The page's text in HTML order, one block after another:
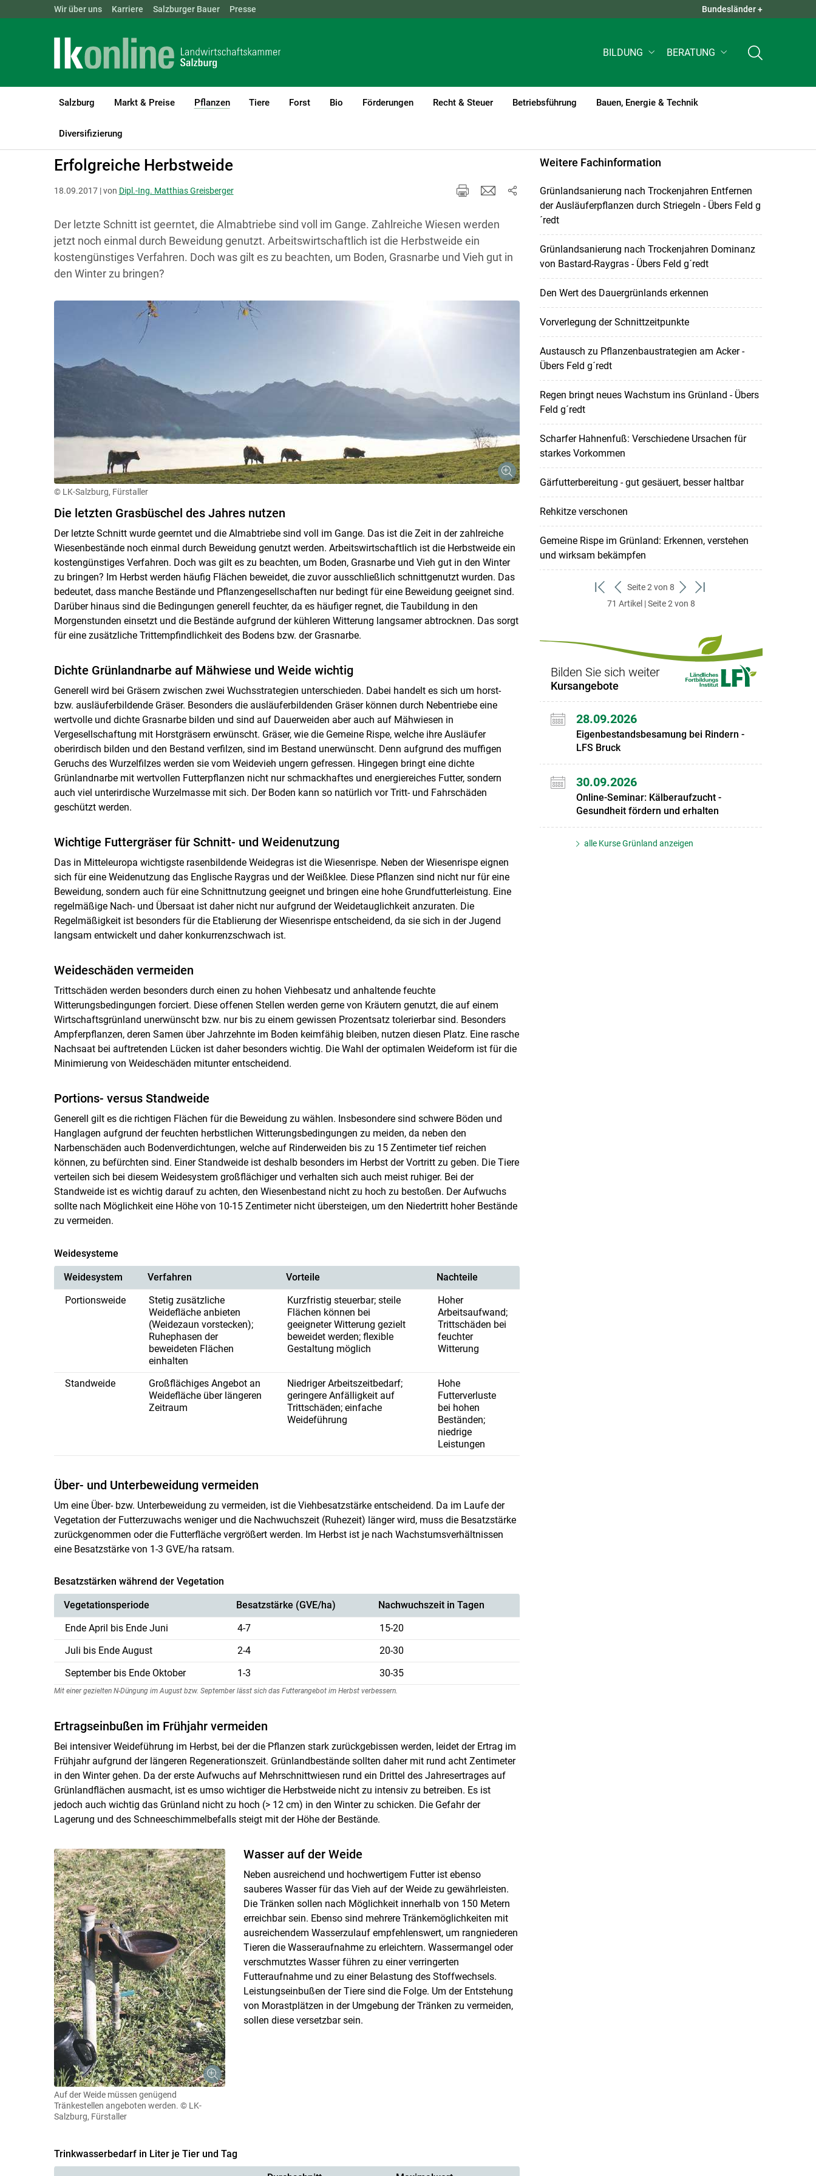
Skip to main content
Landwirtschaftskammern: ÖSTERREICH BGLD KTN QUICK LINKS +
Wir über uns Karriere Salzburger Bauer Presse Bundesländer +
BILDUNG BERATUNG
Salzburg Markt & Preise Pflanzen
(current)1
Tiere Forst Bio Förderungen Recht & Steuer Betriebsführung Bauen, Energie & Technik
Diversifizierung
LK Salzburg Pflanzen
Erfolgreiche Herbstweide
18.09.2017 | von Dipl.-Ing. Matthias Greisberger
Der letzte Schnitt ist geerntet, die Almabtriebe sind voll im Gange. Zahlreiche Wiesen werden
jetzt noch einmal durch Beweidung genutzt. Arbeitswirtschaftlich ist die Herbstweide ein
kostengünstiges Verfahren. Doch was gilt es zu beachten, um Boden, Grasnarbe und Vieh gut in
den Winter zu bringen?
© LK-Salzburg, Fürstaller
Die letzten Grasbüschel des Jahres nutzen
Der letzte Schnitt wurde geerntet und die Almabtriebe sind voll im Gange. Das ist die Zeit in der zahlreiche
Wiesenbestände noch einmal durch Beweidung genutzt werden. Arbeitswirtschaftlich ist die Herbstweide ein
kostengünstiges Verfahren. Doch was gilt es zu beachten, um Boden, Grasnarbe und Vieh gut in den Winter
zu bringen? Im Herbst werden häufig Flächen beweidet, die zuvor ausschließlich schnittgenutzt wurden. Das
bedeutet, dass manche Bestände und Pflanzengesellschaften nur bedingt für eine Beweidung geeignet sind.
Darüber hinaus sind die Bedingungen generell feuchter, da es häufiger regnet, die Taubildung in den
Morgenstunden einsetzt und die Bestände aufgrund der kühleren Witterung langsamer abtrocknen. Das sorgt
für eine zusätzliche Trittempfindlichkeit des Bodens bzw. der Grasnarbe.
Dichte Grünlandnarbe auf Mähwiese und Weide wichtig
Generell wird bei Gräsern zwischen zwei Wuchsstrategien unterschieden. Dabei handelt es sich um horst-
bzw. ausläuferbildende Gräser. Besonders die ausläuferbildenden Gräser können durch Nebentriebe eine
wertvolle und dichte Grasnarbe bilden und sind auf Dauerweiden aber auch auf Mähwiesen in
Vergesellschaftung mit Horstgräsern erwünscht. Gräser, wie die Gemeine Rispe, welche ihre Ausläufer
oberirdisch bilden und den Bestand verfilzen, sind im Bestand unerwünscht. Denn aufgrund des muffigen
Geruchs des Wurzelfilzes werden sie vom Weidevieh ungern gefressen. Hingegen bringt eine dichte
Grünlandnarbe mit wertvollen Futterpflanzen nicht nur schmackhaftes und energiereiches Futter, sondern
auch viel unterirdische Wurzelmasse mit sich. Der Boden kann so natürlich vor Tritt- und Fahrschäden
geschützt werden.
Wichtige Futtergräser für Schnitt- und Weidenutzung
Das in Mitteleuropa wichtigste rasenbildende Weidegras ist die Wiesenrispe. Neben der Wiesenrispe eignen
sich für eine Weidenutzung das Englische Raygras und der Weißklee. Diese Pflanzen sind nicht nur für eine
Beweidung, sondern auch für eine Schnittnutzung geeignet und bringen eine hohe Grundfutterleistung. Eine
regelmäßige Nach- und Übersaat ist daher nicht nur aufgrund der Weidetauglichkeit anzuraten. Die
Regelmäßigkeit ist besonders für die Etablierung der Wiesenrispe entscheidend, da sie sich in der Jugend
langsam entwickelt und daher konkurrenzschwach ist.
Weideschäden vermeiden
Trittschäden werden besonders durch einen zu hohen Viehbesatz und anhaltende feuchte
Witterungsbedingungen forciert. Diese offenen Stellen werden gerne von Kräutern genutzt, die auf einem
Wirtschaftsgrünland unerwünscht bzw. nur bis zu einem gewissen Prozentsatz tolerierbar sind. Besonders
Ampferpflanzen, deren Samen über Jahrzehnte im Boden keimfähig bleiben, nutzen diesen Platz. Eine rasche
Nachsaat bei auftretenden Lücken ist daher besonders wichtig. Die Wahl der optimalen Weideform ist für die
Minimierung von Weideschäden mitunter entscheidend.
Portions- versus Standweide
Generell gilt es die richtigen Flächen für die Beweidung zu wählen. Insbesondere sind schwere Böden und
Hanglagen aufgrund der feuchten herbstlichen Witterungsbedingungen zu meiden, da neben den
Narbenschäden auch Bodenverdichtungen, welche auf Rinderweiden bis zu 15 Zentimeter tief reichen
können, zu befürchten sind. Einer Standweide ist deshalb besonders im Herbst der Vortritt zu geben. Die Tiere
verteilen sich bei diesem Weidesystem großflächiger und verhalten sich auch meist ruhiger. Bei der
Standweide ist es wichtig darauf zu achten, den Wiesenbestand nicht zu hoch zu bestoßen. Der Aufwuchs
sollte nach Möglichkeit eine Höhe von 10-15 Zentimeter nicht übersteigen, um den Niedertritt hoher Bestände
zu vermeiden.
Weidesysteme
Weidesystem Verfahren Vorteile
Nachteile
Portionsweide
Stetig zusätzliche
Weidefläche anbieten
(Weidezaun vorstecken);
Ruhephasen der
beweideten Flächen
einhalten
Kurzfristig steuerbar; steile
Flächen können bei
geeigneter Witterung gezielt
beweidet werden; flexible
Gestaltung möglich
Hoher
Arbeitsaufwand;
Trittschäden bei
feuchter
Witterung
Standweide
Großflächiges Angebot an
Weidefläche über längeren
Zeitraum
Niedriger Arbeitszeitbedarf;
geringere Anfälligkeit auf
Trittschäden; einfache
Weideführung
Hohe
Futterverluste
bei hohen
Beständen;
niedrige
Leistungen
Über- und Unterbeweidung vermeiden
Um eine Über- bzw. Unterbeweidung zu vermeiden, ist die Viehbesatzstärke entscheidend. Da im Laufe der
Vegetation der Futterzuwachs weniger und die Nachwuchszeit (Ruhezeit) länger wird, muss die Besatzstärke
zurückgenommen oder die Futterfläche vergrößert werden. Im Herbst ist je nach Wachstumsverhältnissen
eine Besatzstärke von 1-3 GVE/ha ratsam.
Besatzstärken während der Vegetation
Vegetationsperiode Besatzstärke (GVE/ha)
Nachwuchszeit in Tagen
Ende April bis Ende Juni
4-7
15-20
Juli bis Ende August
2-4
20-30
September bis Ende Oktober
1-3 30-35
Mit einer gezielten N-Düngung im August bzw. September lässt sich das Futterangebot im Herbst verbessern.
Ertragseinbußen im Frühjahr vermeiden
Bei intensiver Weideführung im Herbst, bei der die Pflanzen stark zurückgebissen werden, leidet der Ertrag im
Frühjahr aufgrund der längeren Regenerationszeit. Grünlandbestände sollten daher mit rund acht Zentimeter
in den Winter gehen. Da der erste Aufwuchs auf Mehrschnittwiesen rund ein Drittel des Jahresertrages auf
Grünlandflächen ausmacht, ist es umso wichtiger die Herbstweide nicht zu intensiv zu betreiben. Es ist
jedoch auch wichtig das Grünland nicht zu hoch (> 12 cm) in den Winter zu schicken. Die Gefahr der
Lagerung und des Schneeschimmelbefalls steigt mit der Höhe der Bestände.
Auf der Weide müssen genügend
Tränkestellen angeboten werden. © LK-
Salzburg, Fürstaller
Wasser auf der Weide
Neben ausreichend und hochwertigem Futter ist ebenso
sauberes Wasser für das Vieh auf der Weide zu gewährleisten.
Die Tränken sollen nach Möglichkeit innerhalb von 150 Metern
erreichbar sein. Ebenso sind mehrere Tränkemöglichkeiten mit
ausreichendem Wasserzulauf empfehlenswert, um rangniederen
Tieren die Wasseraufnahme zu erleichtern. Wassermangel oder
verschmutztes Wasser führen zu einer verringerten
Futteraufnahme und zu einer Belastung des Stoffwechsels.
Leistungseinbußen der Tiere sind die Folge. Um der Entstehung
von Morastplätzen in der Umgebung der Tränken zu vermeiden,
sollen diese versetzbar sein.
Trinkwasserbedarf in Liter je Tier und Tag
Weitere Fachinformation
Grünlandsanierung nach Trockenjahren Entfernen
der Ausläuferpflanzen durch Striegeln - Übers Feld g
´redt
Grünlandsanierung nach Trockenjahren Dominanz
von Bastard-Raygras - Übers Feld g´redt
Den Wert des Dauergrünlands erkennen
Vorverlegung der Schnittzeitpunkte
Austausch zu Pflanzenbaustrategien am Acker -
Übers Feld g´redt
Regen bringt neues Wachstum ins Grünland - Übers
Feld g´redt
Scharfer Hahnenfuß: Verschiedene Ursachen für
starkes Vorkommen
Gärfutterbereitung - gut gesäuert, besser haltbar
Rehkitze verschonen
Gemeine Rispe im Grünland: Erkennen, verstehen
und wirksam bekämpfen
zum
ersten
zurück
zum
Seite 2 von 8
weiter
zum
zum
71 Artikel | Seite 2 von 8
Bilden Sie sich weiter
Kursangebote
28.09.2026
Eigenbestandsbesamung bei Rindern -
LFS Bruck
30.09.2026
Online-Seminar: Kälberaufzucht -
Gesundheit fördern und erhalten
alle Kurse Grünland anzeigen